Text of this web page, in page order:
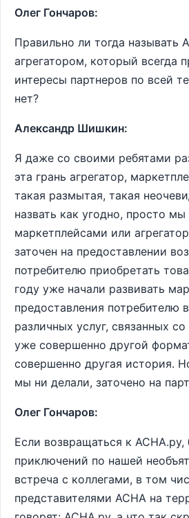
Олег Гончаров:
Правильно ли тогда называть
агрегатором, который всегда
интересы партнеров по всей
нет?
Александр Шишкин:
Я даже со своими ребятами
эта грань агрегатор,
такая размытая, такая
назвать как угодно, просто мы
маркетплейсами или
заточен на предоставлении
потребителю приобретать
году уже начали развивать
предоставления потребителю
различных услуг, связанных
уже совершенно другой
совершенно другая история.
мы ни делали, заточено на
Олег Гончаров:
Если возвращаться к АСНА.ру,
приключений по нашей
встреча с коллегами, в том
представителями АСНА на